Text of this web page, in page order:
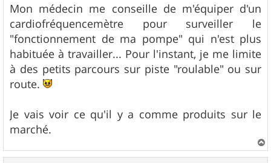
Mon médecin me conseille de m'équiper d'un
cardiofréquencemètre pour surveiller le
"fonctionnement de ma pompe" qui n'est plus
habituée à travailler... Pour l'instant, je me limite
à des petits parcours sur piste "roulable" ou sur
route.
Je vais voir ce qu'il y a comme produits sur le
marché.
a